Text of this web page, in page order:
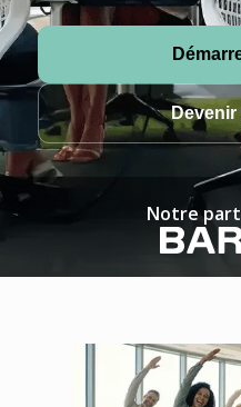
Devenir
Notre